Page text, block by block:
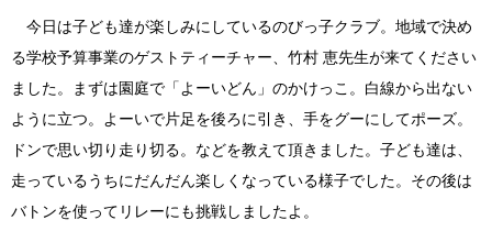
今日は子ども達が楽しみにしているのびっ子クラブ。地域で決め
る学校予算事業のゲストティーチャー、竹村 恵先生が来てください
ました。まずは園庭で「よーいどん」のかけっこ。白線から出ない
ように立つ。よーいで片足を後ろに引き、手をグーにしてポーズ。
ドンで思い切り走り切る。などを教えて頂きました。子ども達は、
走っているうちにだんだん楽しくなっている様子でした。その後は
バトンを使ってリレーにも挑戦しましたよ。